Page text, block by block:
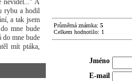
neviděl..." A
rybu a hodil
a tak jsem
mne bude
do mne bude
mít ptáka,
Průměrná známka: 5
Celkem hodnotilo: 1
Jméno
E-mail